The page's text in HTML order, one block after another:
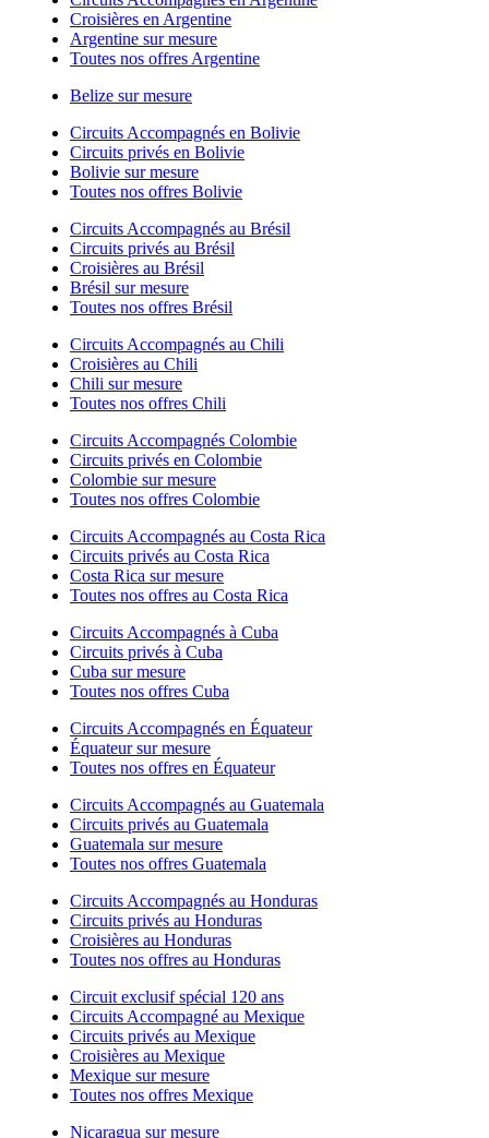
Croisières en Argentine
Argentine sur mesure
Toutes nos offres Argentine
Belize sur mesure
Circuits Accompagnés en Bolivie
Circuits privés en Bolivie
Bolivie sur mesure
Toutes nos offres Bolivie
Circuits Accompagnés au Brésil
Circuits privés au Brésil
Croisières au Brésil
Brésil sur mesure
Toutes nos offres Brésil
Circuits Accompagnés au Chili
Croisières au Chili
Chili sur mesure
Toutes nos offres Chili
Circuits Accompagnés Colombie
Circuits privés en Colombie
Colombie sur mesure
Toutes nos offres Colombie
Circuits Accompagnés au Costa Rica
Circuits privés au Costa Rica
Costa Rica sur mesure
Toutes nos offres au Costa Rica
Circuits Accompagnés à Cuba
Circuits privés à Cuba
Cuba sur mesure
Toutes nos offres Cuba
Circuits Accompagnés en Équateur
Équateur sur mesure
Toutes nos offres en Équateur
Circuits Accompagnés au Guatemala
Circuits privés au Guatemala
Guatemala sur mesure
Toutes nos offres Guatemala
Circuits Accompagnés au Honduras
Circuits privés au Honduras
Croisières au Honduras
Toutes nos offres au Honduras
Circuit exclusif spécial 120 ans
Circuits Accompagné au Mexique
Circuits privés au Mexique
Croisières au Mexique
Mexique sur mesure
Toutes nos offres Mexique
Nicaragua sur mesure